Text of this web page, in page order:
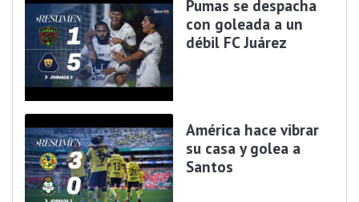
Pumas se despacha
con goleada a un
débil FC Juárez
América hace vibrar
su casa y golea a
Santos